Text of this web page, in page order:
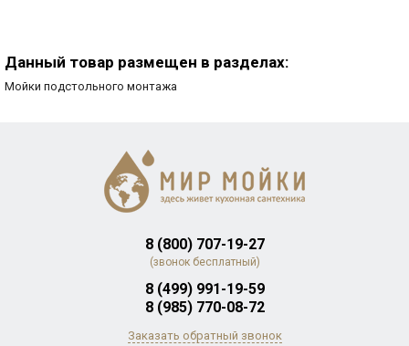
Данный товар размещен в разделах:
Мойки подстольного монтажа
8 (800) 707-19-27
(звонок бесплатный)
8 (499) 991-19-59
8 (985) 770-08-72
Заказать обратный звонок